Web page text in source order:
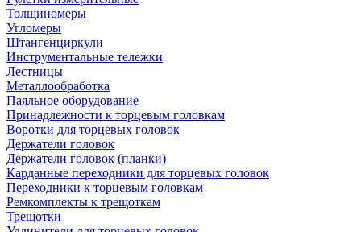
Толщиномеры
Угломеры
Штангенциркули
Инструментальные тележки
Лестницы
Металлообработка
Паяльное оборудование
Принадлежности к торцевым головкам
Воротки для торцевых головок
Держатели головок
Держатели головок (планки)
Карданные переходники для торцевых головок
Переходники к торцевым головкам
Ремкомплекты к трещоткам
Трещотки